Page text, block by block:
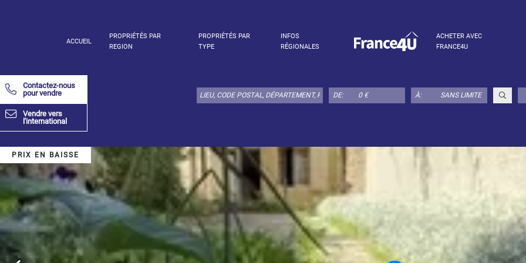
ACCUEIL
PROPRIÉTÉS PAR
REGION
PROPRIÉTÉS PAR
TYPE
INFOS
RÉGIONALES
ACHETER AVEC
FRANCE4U
DE: À:
de
bien
ici:
Définir
Tout
Appartement
Loft
Duplex
Appartement
Contactez-nous
pour vendre
Vendre vers
l'international
PRIX EN BAISSE